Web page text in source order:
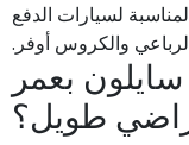
لسيارات الدفع
والكروس أوفر.
بعمر
طويل؟